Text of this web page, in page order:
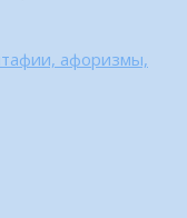
афоризмы,